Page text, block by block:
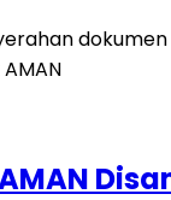
AMAN